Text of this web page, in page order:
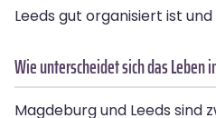
Leeds gut organisiert ist
Wie unterscheidet sich das Leben
Magdeburg und Leeds sind